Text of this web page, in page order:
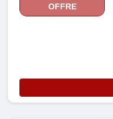
OFFRE